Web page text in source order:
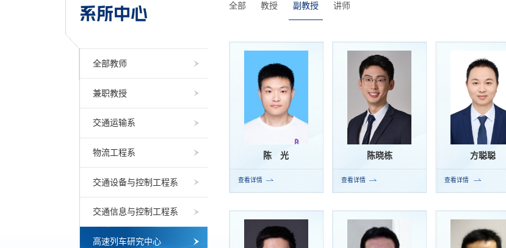
系所中心
全部教师
兼职教授
交通运输系
物流工程系
交通设备与控制工程系
交通信息与控制工程系
高速列车研究中心
全部 教授 副教授 讲师
陈 光
查看详情
陈晓栋
查看详情
方聪聪
查看详情